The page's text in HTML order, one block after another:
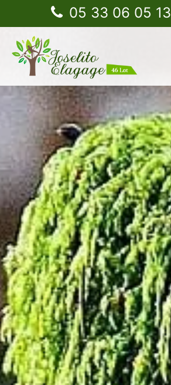
05 33 06 05 13